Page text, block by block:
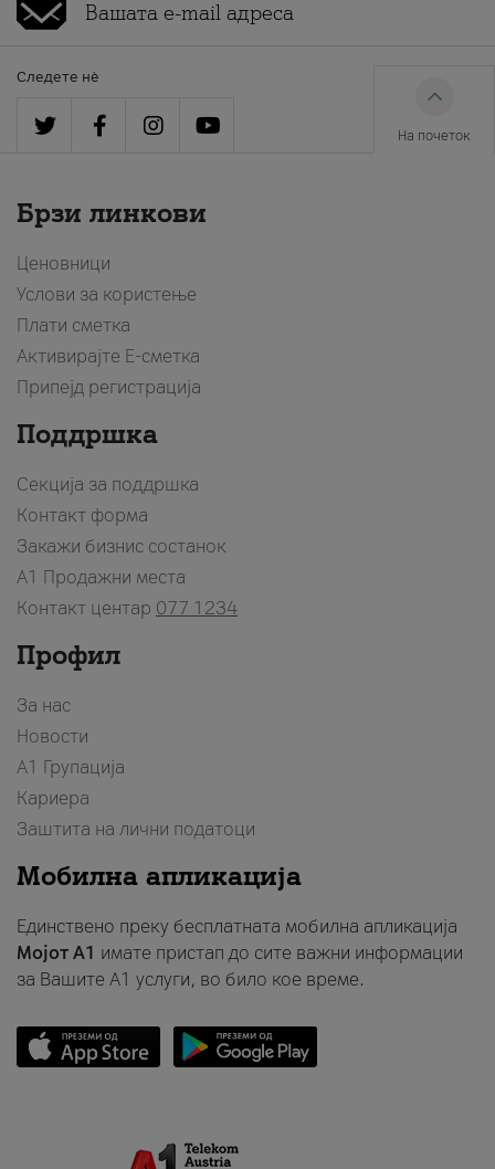
Следете нè
На почеток
Брзи линкови
Ценовници
Услови за користење
Плати сметка
Активирајте Е-сметка
Припејд регистрација
Поддршка
Секција за поддршка
Контакт форма
Закажи бизнис состанок
A1 Продажни места
Контакт центар 077 1234
Профил
За нас
Новости
А1 Групација
Кариера
Заштита на лични податоци
Мобилна апликација
Единствено преку бесплатната мобилна апликација
Мојот A1 имате пристап до сите важни информации
за Вашите A1 услуги, во било кое време.